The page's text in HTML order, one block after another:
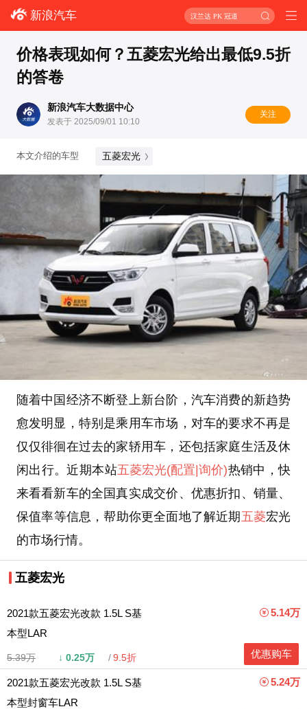
新浪汽车 汉兰达 PK 冠道
价格表现如何？五菱宏光给出最低9.5折
的答卷
新浪汽车大数据中心
发表于 2025/09/01 10:10
关注
本文介绍的车型 五菱宏光
随着中国经济不断登上新台阶，汽车消费的新趋势
愈发明显，特别是乘用车市场，对车的要求不再是
仅仅徘徊在过去的家轿用车，还包括家庭生活及休
闲出行。近期本站五菱宏光(配置|询价)热销中，快
来看看新车的全国真实成交价、优惠折扣、销量、
保值率等信息，帮助你更全面地了解近期五菱宏光
的市场行情。
五菱宏光
2021款五菱宏光改款 1.5L S基
本型LAR
5.39万 ↓ 0.25万 9.5折
5.14万
优惠购车
2021款五菱宏光改款 1.5L S基
本型封窗车LAR
5.24万